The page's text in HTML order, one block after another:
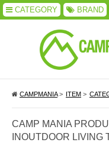
CATEGORY BRAND
CAMPMANIA> ITEM >
CAMP MANIA
INOUTDOOR LIVING